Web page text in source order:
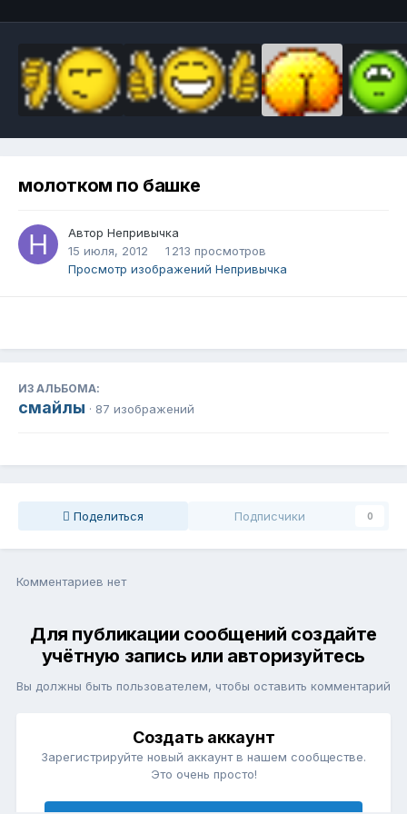
молотком по башке
Автор Непривычка
15 июля, 2012
1 213 просмотров
Просмотр изображений Непривычка
ИЗ АЛЬБОМА:
смайлы · 87 изображений
Поделиться Подписчики 0
Комментариев нет
Для публикации сообщений создайте
учётную запись или авторизуйтесь
Вы должны быть пользователем, чтобы оставить комментарий
Создать аккаунт
Зарегистрируйте новый аккаунт в нашем сообществе.
Это очень просто!